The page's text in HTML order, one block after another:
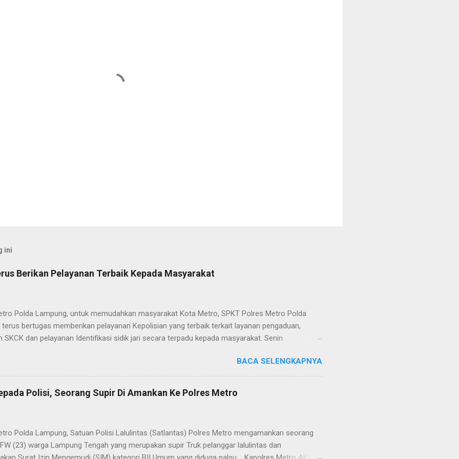
ini
Berikan Pelayanan Terbaik Kepada Masyarakat
Polda Lampung, untuk memudahkan masyarakat Kota Metro, SPKT Polres Metro Polda
bertugas memberikan pelayanan Kepolisian yang terbaik terkait layanan pengaduan,
SKCK dan pelayanan Identifikasi sidik jari secara terpadu kepada masyarakat. Senin
telah berusaha memberikan pelayanan terbaik kepada masyarakat. Kapolres Metro AKBP
Nugroho S.IK, M.IK mengatakan “SPKT Polres Metro akan terus berusaha memberikan
yang terbaik kepada masyarakat yang membutuhkan pelayanan kepolisian, baik informasi
lainnya.” “SPKT adalah pusat jaringan dari sistem fungsi Kepolisian, ketika telah
ke fungs...
BACA SELENGKAPNYA
Polisi, Seorang Supir Di Amankan Ke Polres Metro
Polda Lampung, Satuan Polisi Lalulintas (Satlantas) Polres Metro mengamankan seorang
(23) warga Lampung Tengah yang merupakan supir Truk pelanggar lalulintas dan